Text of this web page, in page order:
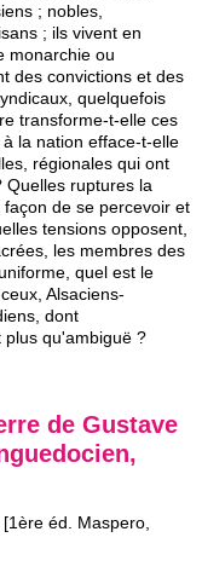
; nobles,
; ils vivent en
monarchie ou
des convictions et des
quelquefois
transforme-t-elle ces
la nation efface-t-elle
régionales qui ont
Quelles ruptures la
de se percevoir et
tensions opposent,
les membres des
quel est le
Alsaciens-
dont
plus qu'ambiguë ?
de Gustave
éd. Maspero,